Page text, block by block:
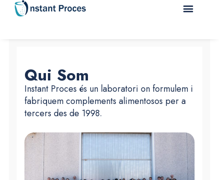
Qui Som
Instant Proces és un laboratori on formulem i
fabriquem complements alimentosos per a
tercers des de 1998.